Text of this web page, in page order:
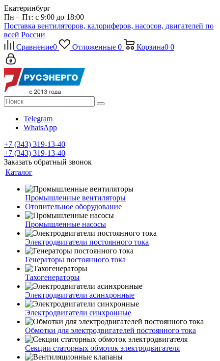
Екатеринбург
Пн – Пт: с 9:00 до 18:00
Поставка вентиляторов, калориферов, насосов, двигателей по
всей России
Сравнение0 Отложенные 0 Корзина0 0
Telegram
WhatsApp
+7 (343) 319-13-40
+7 (343) 319-13-40
Заказать обратный звонок
Каталог
Промышленные вентиляторы
Отопительное оборудование
Промышленные насосы
Электродвигатели постоянного тока
Генераторы постоянного тока
Тахогенераторы
Электродвигатели асинхронные
Электродвигатели синхронные
Обмотки для электродвигателей постоянного тока
Секции статорных обмоток электродвигателя